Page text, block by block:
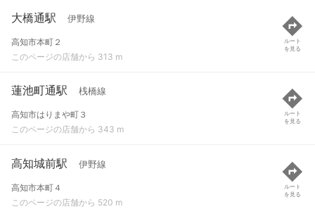
大橋通駅 伊野線
高知市本町２
このページの店舗から 313 m
ルート
を見る
蓮池町通駅 桟橋線
高知市はりまや町３
このページの店舗から 343 m
ルート
を見る
高知城前駅 伊野線
高知市本町４
このページの店舗から 520 m
ルート
を見る